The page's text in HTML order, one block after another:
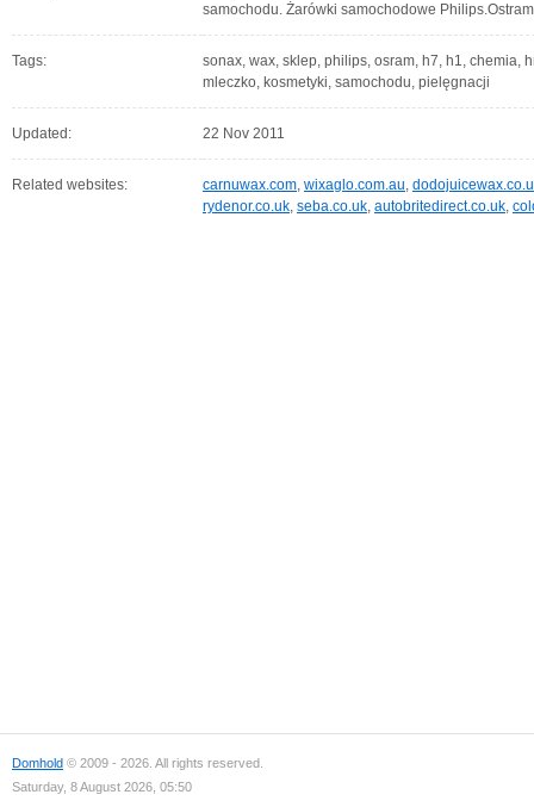
samochodu. Żarówki samochodowe
Tags:
sonax, wax, sklep, philips, osram, h7, h1, chemia,
mleczko, kosmetyki, samochodu, pielęgnacji
Updated: 22 Nov 2011
Related websites: carnuwax.com, wixaglo.com.au,
rydenor.co.uk, seba.co.uk, autobritedirect.co.uk,
Domhold © 2009 - 2026. All rights reserved.
Saturday, 8 August 2026, 05:50